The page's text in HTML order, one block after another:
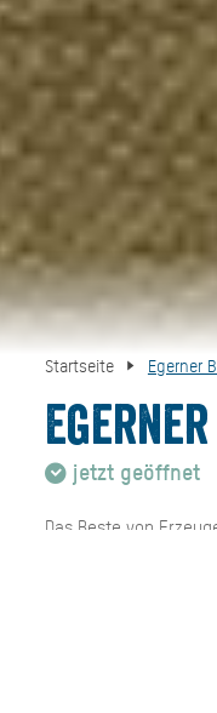
Startseite Egerner
jetzt geöffnet
Das Beste von